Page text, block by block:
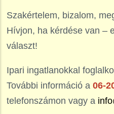
Szakértelem, bizalom,
Hívjon, ha kérdése van –
választ!
Ipari ingatlanokkal
További információ a 06-
telefonszámon vagy a